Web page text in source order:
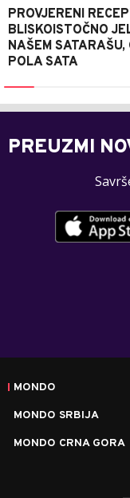
PROVJERENI
BLISKOISTOČNO
NAŠEM
POLA SATA
PREUZMI
MONDO
MONDO SRBIJA
MONDO CRNA GORA